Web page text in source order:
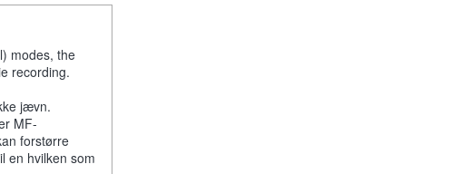
modes, the
recording.
jævn.
MF-
forstørre
en hvilken som